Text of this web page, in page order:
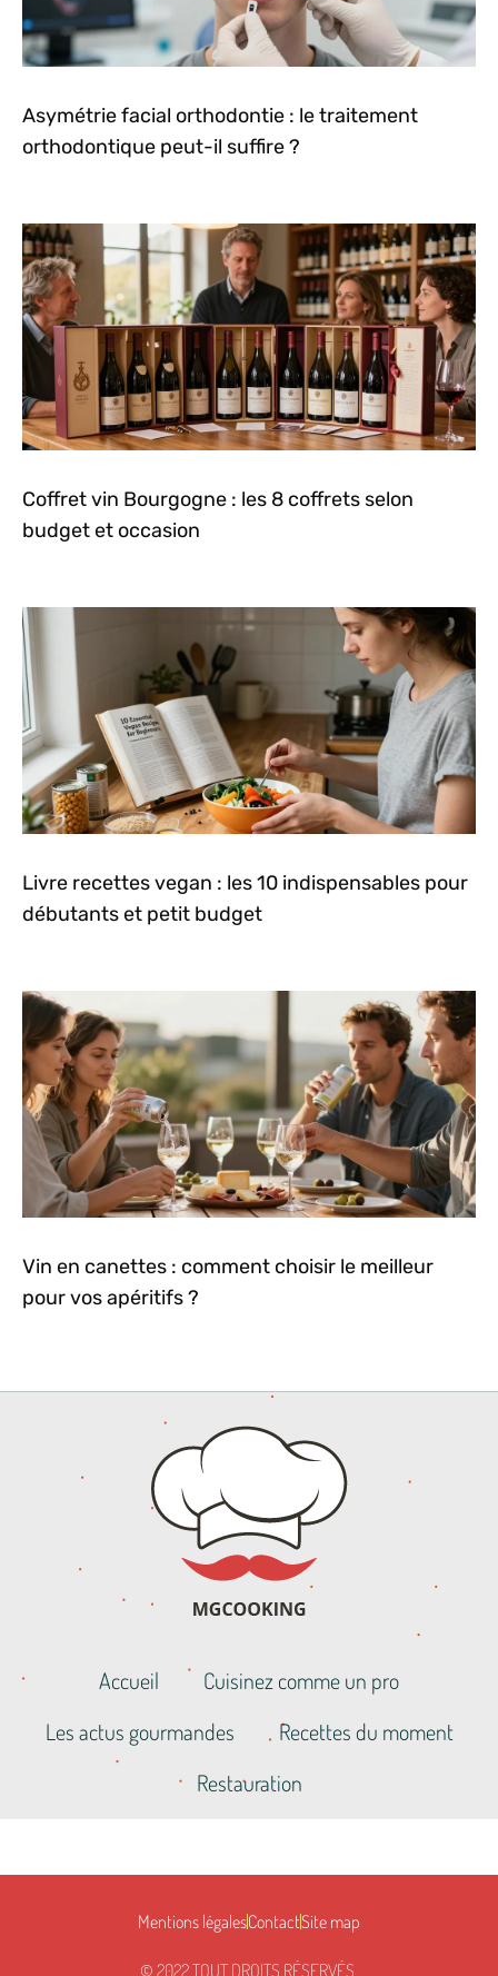
Asymétrie facial orthodontie : le traitement
orthodontique peut-il suffire ?
Coffret vin Bourgogne : les 8 coffrets selon
budget et occasion
Livre recettes vegan : les 10 indispensables pour
débutants et petit budget
Vin en canettes : comment choisir le meilleur
pour vos apéritifs ?
Accueil
Cuisinez comme un pro
Les actus gourmandes
Recettes du moment
Restauration
© 2022 TOUT DROITS RÉSERVÉS.
Mentions légalesContactSite map